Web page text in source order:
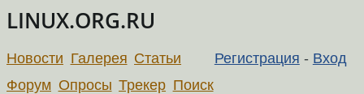
LINUX.ORG.RU
Регистрация - Вход
Новости Галерея Статьи
Форум Опросы Трекер Поиск